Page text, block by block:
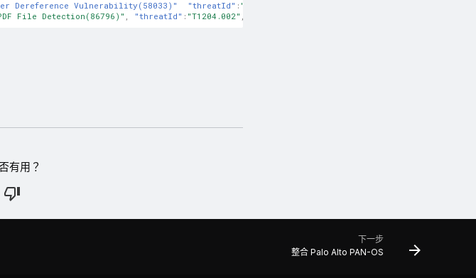
Dereference Vulnerability(58033)" "threatId" : "T1573"
File Detection(86796)" , "threatId" : "T1204.002" ,
有用？
下一步
整合 Palo Alto PAN-OS